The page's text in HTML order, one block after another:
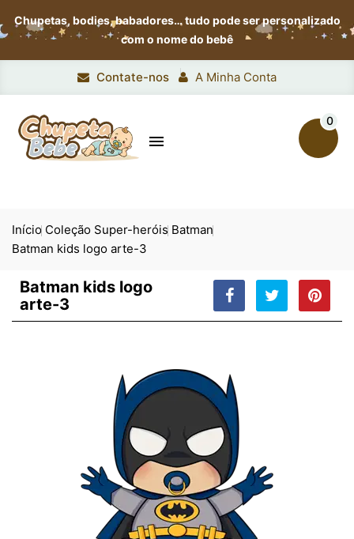
Chupetas, bodies, babadores…tudo pode ser personalizado
com o nome do bebê
Contate-nos A Minha Conta

0
Início Coleção Super-heróis Batman
Batman kids logo arte-3
Batman kids logo
arte-3